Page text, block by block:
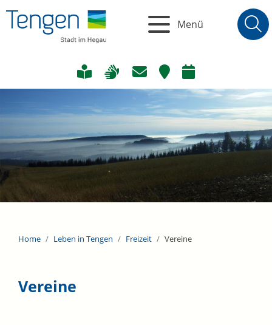
Menü
Home Leben in Tengen Freizeit Vereine
Vereine